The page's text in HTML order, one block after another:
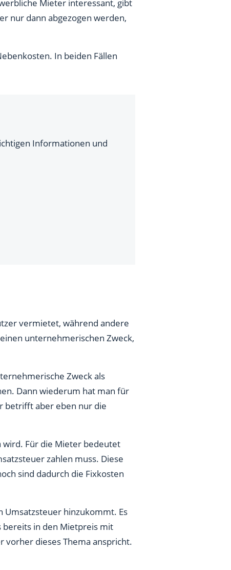
Mieter interessant, gibt
nur dann abgezogen werden,
In beiden Fällen
Informationen und
vermietet, während andere
unternehmerischen Zweck,
Zweck als
Dann wiederum hat man für
betrifft aber eben nur die
wird. Für die Mieter bedeutet
zahlen muss. Diese
sind dadurch die Fixkosten
Umsatzsteuer hinzukommt. Es
bereits in den Mietpreis mit
vorher dieses Thema anspricht.